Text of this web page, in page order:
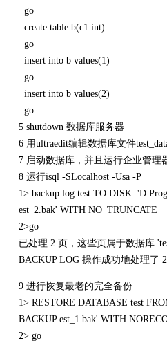
go
create table b(c1 int)
go
insert into b values(1)
go
insert into b values(2)
go
5 shutdown 数据库服务器
6 用ultraedit编辑数据库文件
7 启动数据库，并且运行企业管理
8 运行isql -SLocalhost -Usa -P
1> backup log test TO
est_2.bak' WITH NO_TRUNCATE
2>go
已处理 2 页，这些页属于数据库
BACKUP LOG 操作成功地处理了
9 进行恢复最老的完全备份
1> RESTORE DATABASE test
BACKUP est_1.bak' WITH
2> go